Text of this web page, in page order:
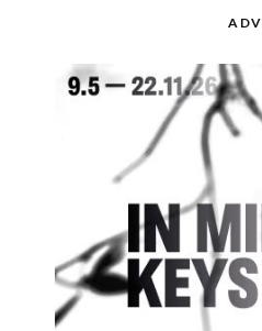
ADV